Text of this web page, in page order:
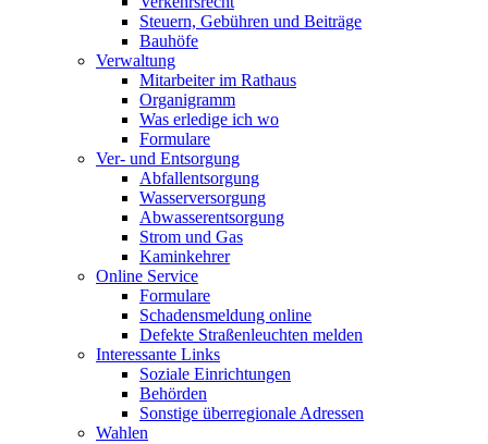
Steuern, Gebühren und Beiträge
Bauhöfe
Verwaltung
Mitarbeiter im Rathaus
Organigramm
Was erledige ich wo
Formulare
Ver- und Entsorgung
Abfallentsorgung
Wasserversorgung
Abwasserentsorgung
Strom und Gas
Kaminkehrer
Online Service
Formulare
Schadensmeldung online
Defekte Straßenleuchten melden
Interessante Links
Soziale Einrichtungen
Behörden
Sonstige überregionale Adressen
Wahlen